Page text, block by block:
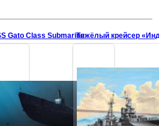
Gato Class Submarine